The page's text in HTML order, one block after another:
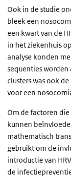
Ook in de studie
bleek een
een kwart van de
in het ziekenhuis
analyse konden
sequenties worden
clusters was ook
voor een
Om de factoren
kunnen
mathematisch
gebruikt om de
introductie van
de